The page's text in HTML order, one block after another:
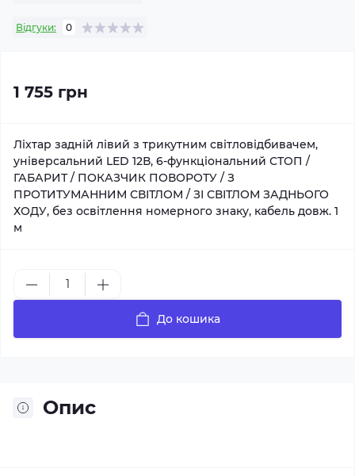
Відгуки: 0
1 755 грн
Ліхтар задній лівий з трикутним світловідбивачем,
універсальний LED 12В, 6-функціональний СТОП /
ГАБАРИТ / ПОКАЗЧИК ПОВОРОТУ / З
ПРОТИТУМАННИМ СВІТЛОМ / ЗІ СВІТЛОМ ЗАДНЬОГО
ХОДУ, без освітлення номерного знаку, кабель довж. 1
м
До кошика
Опис